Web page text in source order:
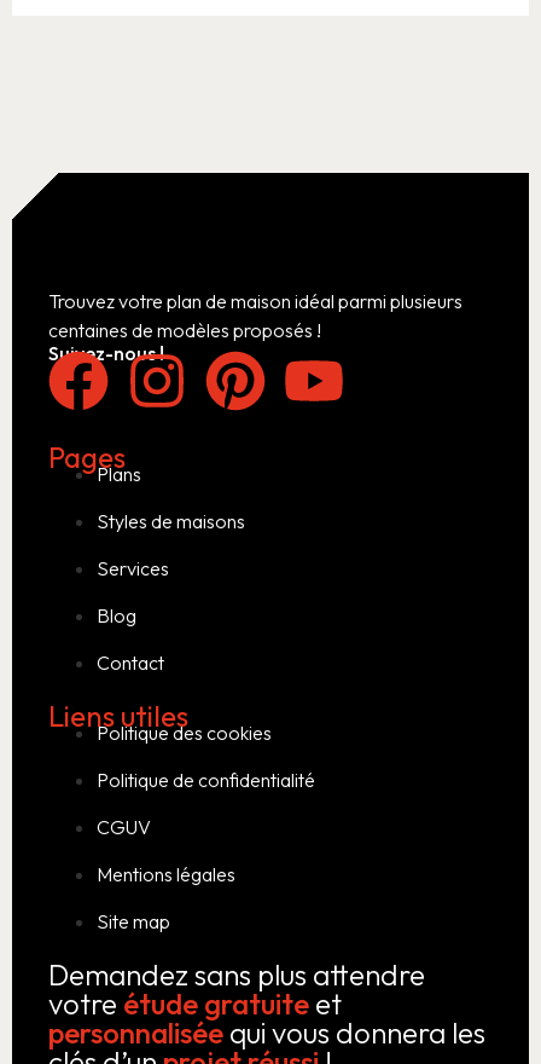
Trouvez votre plan de maison idéal parmi plusieurs
centaines de modèles proposés !
Suivez-nous !
Pages
Plans
Styles de maisons
Services
Blog
Contact
Liens utiles
Politique des cookies
Politique de confidentialité
CGUV
Mentions légales
Site map
Demandez sans plus attendre
votre étude gratuite et
personnalisée qui vous donnera les